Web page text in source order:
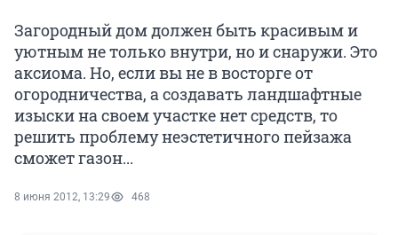
Загородный дом должен быть красивым и
уютным не только внутри, но и снаружи. Это
аксиома. Но, если вы не в восторге от
огородничества, а создавать ландшафтные
изыски на своем участке нет средств, то
решить проблему неэстетичного пейзажа
сможет газон...
8 июня 2012, 13:29 468